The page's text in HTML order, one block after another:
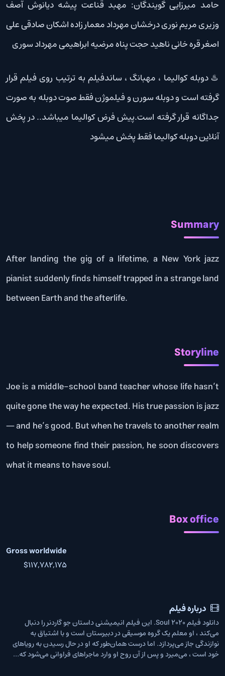
حامد میرزایی گویندگان: مهبد قناعت پیشه دیانوش آصف
وزیری مریم نوری درخشان مهرداد معمار زاده اشکان صادقی علی
اصغر قره خانی ناهید حجت پناه مرضیه ابراهیمی مهرداد سوری
♨️ دوبله کوالیما ، مهبانگ ، ساندفیلم به ترتیب روی فیلم قرار
گرفته است و دوبله سورن و فیلموژن فقط صوت دوبله به صورت
جداگانه قرار گرفته است.پیش فرض کوالیما میباشد.. در پخش
آنلاین دوبله کوالیما فقط پخش میشود
Summary
After landing the gig of a lifetime, a New York jazz
pianist suddenly finds himself trapped in a strange land
between Earth and the afterlife.
Storyline
Joe is a middle-school band teacher whose life hasn’t
quite gone the way he expected. His true passion is jazz
— and he’s good. But when he travels to another realm
to help someone find their passion, he soon discovers
what it means to have soul.
Box office
Gross worldwide
$117,782,175
درباره فیلم
دانلود فیلم Soul 2020. این فیلم انیمیشنی داستان جو گاردنر را دنبال
می‌کند ، او معلم یک گروه موسیقی در دبیرستان است و با اشتیاق به
نوازندگی جاز می‌پردازد. اما درست همان‌طور که او در حال رسیدن به رویاهای
خود است ، می‌میرد و پس از آن روح او وارد ماجراهای فراوانی می‌شود که…